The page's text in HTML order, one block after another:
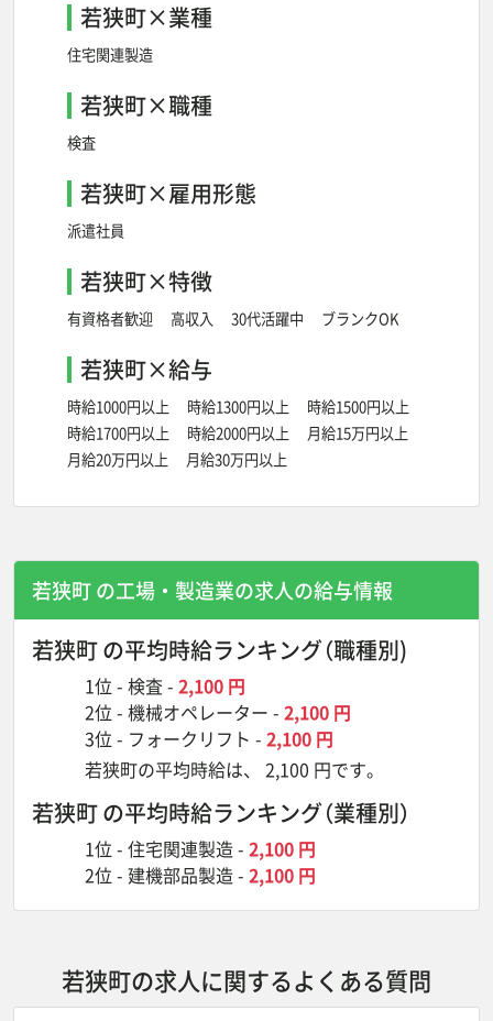
若狭町×業種
住宅関連製造
若狭町×職種
検査
若狭町×雇用形態
派遣社員
若狭町×特徴
有資格者歓迎 高収入 30代活躍中 ブランクOK
若狭町×給与
時給1000円以上 時給1300円以上
時給1500円以上
時給1700円以上
時給2000円以上
月給15万円以上
月給20万円以上
月給30万円以上
若狭町 の工場・製造業の求人の給与情報
若狭町 の平均時給ランキング（職種別)
1位 - 検査- 2,100 円
2位 - 機械オペレーター - 2,100 円
3位 - フォークリフト - 2,100 円
若狭町の平均時給は、 2,100 円です。
若狭町 の平均時給ランキング（業種別）
1位 - 住宅関連製造 - 2,100 円
2位 - 建機部品製造 - 2,100 円
若狭町の求人に関するよくある質問